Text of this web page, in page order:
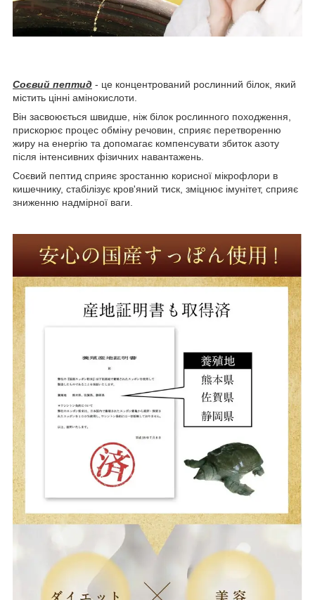
Соєвий пептид - це концентрований рослинний білок, який
містить цінні амінокислоти.
Він засвоюється швидше, ніж білок рослинного походження,
прискорює процес обміну речовин, сприяє перетворенню
жиру на енергію та допомагає компенсувати збиток азоту
після інтенсивних фізичних навантажень.
Соєвий пептид сприяє зростанню корисної мікрофлори в
кишечнику, стабілізує кров'яний тиск, зміцнює імунітет, сприяє
зниженню надмірної ваги.